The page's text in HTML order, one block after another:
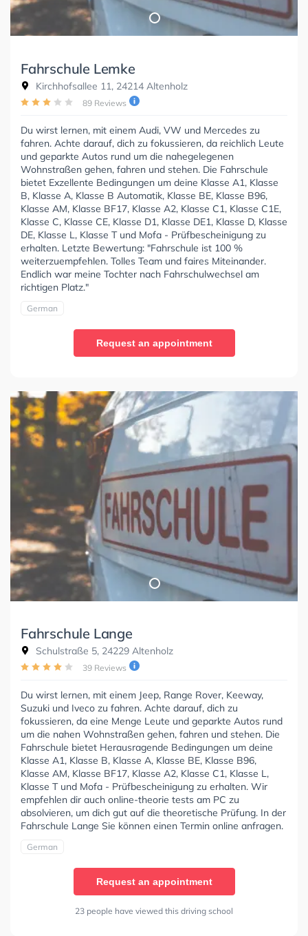
Fahrschule Lemke
Kirchhofsallee 11, 24214 Altenholz
89 Reviews
Du wirst lernen, mit einem Audi, VW und Mercedes zu
fahren. Achte darauf, dich zu fokussieren, da reichlich Leute
und geparkte Autos rund um die nahegelegenen
Wohnstraßen gehen, fahren und stehen. Die Fahrschule
bietet Exzellente Bedingungen um deine Klasse A1, Klasse
B, Klasse A, Klasse B Automatik, Klasse BE, Klasse B96,
Klasse AM, Klasse BF17, Klasse A2, Klasse C1, Klasse C1E,
Klasse C, Klasse CE, Klasse D1, Klasse DE1, Klasse D, Klasse
DE, Klasse L, Klasse T und Mofa - Prüfbescheinigung zu
erhalten. Letzte Bewertung: "Fahrschule ist 100 %
weiterzuempfehlen. Tolles Team und faires Miteinander.
Endlich war meine Tochter nach Fahrschulwechsel am
richtigen Platz."
German
Request an appointment
Fahrschule Lange
Schulstraße 5, 24229 Altenholz
39 Reviews
Du wirst lernen, mit einem Jeep, Range Rover, Keeway,
Suzuki und Iveco zu fahren. Achte darauf, dich zu
fokussieren, da eine Menge Leute und geparkte Autos rund
um die nahen Wohnstraßen gehen, fahren und stehen. Die
Fahrschule bietet Herausragende Bedingungen um deine
Klasse A1, Klasse B, Klasse A, Klasse BE, Klasse B96,
Klasse AM, Klasse BF17, Klasse A2, Klasse C1, Klasse L,
Klasse T und Mofa - Prüfbescheinigung zu erhalten. Wir
empfehlen dir auch online-theorie tests am PC zu
absolvieren, um dich gut auf die theoretische Prüfung. In der
Fahrschule Lange Sie können einen Termin online anfragen.
German
Request an appointment
23 people have viewed this driving school